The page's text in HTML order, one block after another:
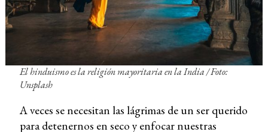
El hinduismo es la religión mayoritaria en la India/ Foto:
Unsplash
A veces se necesitan las lágrimas de un ser querido
para detenernos en seco y enfocar nuestras